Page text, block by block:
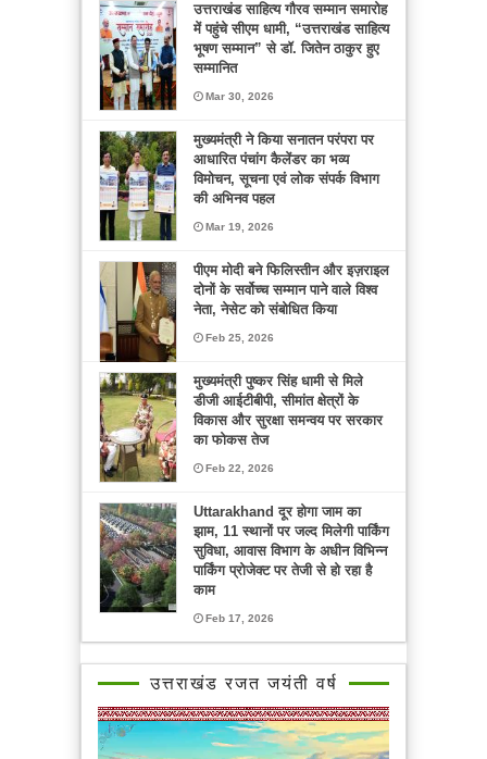
उत्तराखंड साहित्य गौरव सम्मान समारोह
में पहुंचे सीएम धामी, “उत्तराखंड साहित्य
भूषण सम्मान” से डॉ. जितेन ठाकुर हुए
सम्मानित
Mar 30, 2026
मुख्यमंत्री ने किया सनातन परंपरा पर
आधारित पंचांग कैलेंडर का भव्य
विमोचन, सूचना एवं लोक संपर्क विभाग
की अभिनव पहल
Mar 19, 2026
पीएम मोदी बने फिलिस्तीन और इज़राइल
दोनों के सर्वोच्च सम्मान पाने वाले विश्व
नेता, नेसेट को संबोधित किया
Feb 25, 2026
मुख्यमंत्री पुष्कर सिंह धामी से मिले
डीजी आईटीबीपी, सीमांत क्षेत्रों के
विकास और सुरक्षा समन्वय पर सरकार
का फोकस तेज
Feb 22, 2026
Uttarakhand दूर होगा जाम का
झाम, 11 स्थानों पर जल्द मिलेगी पार्किंग
सुविधा, आवास विभाग के अधीन विभिन्न
पार्किंग प्रोजेक्ट पर तेजी से हो रहा है
काम
Feb 17, 2026
उत्तराखंड रजत जयंती वर्ष